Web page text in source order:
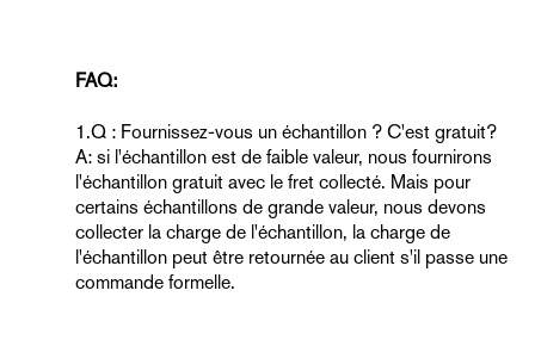
FAQ:
1.Q : Fournissez-vous un échantillon ? C'est gratuit?
A: si l'échantillon est de faible valeur, nous fournirons
l'échantillon gratuit avec le fret collecté. Mais pour
certains échantillons de grande valeur, nous devons
collecter la charge de l'échantillon, la charge de
l'échantillon peut être retournée au client s'il passe une
commande formelle.